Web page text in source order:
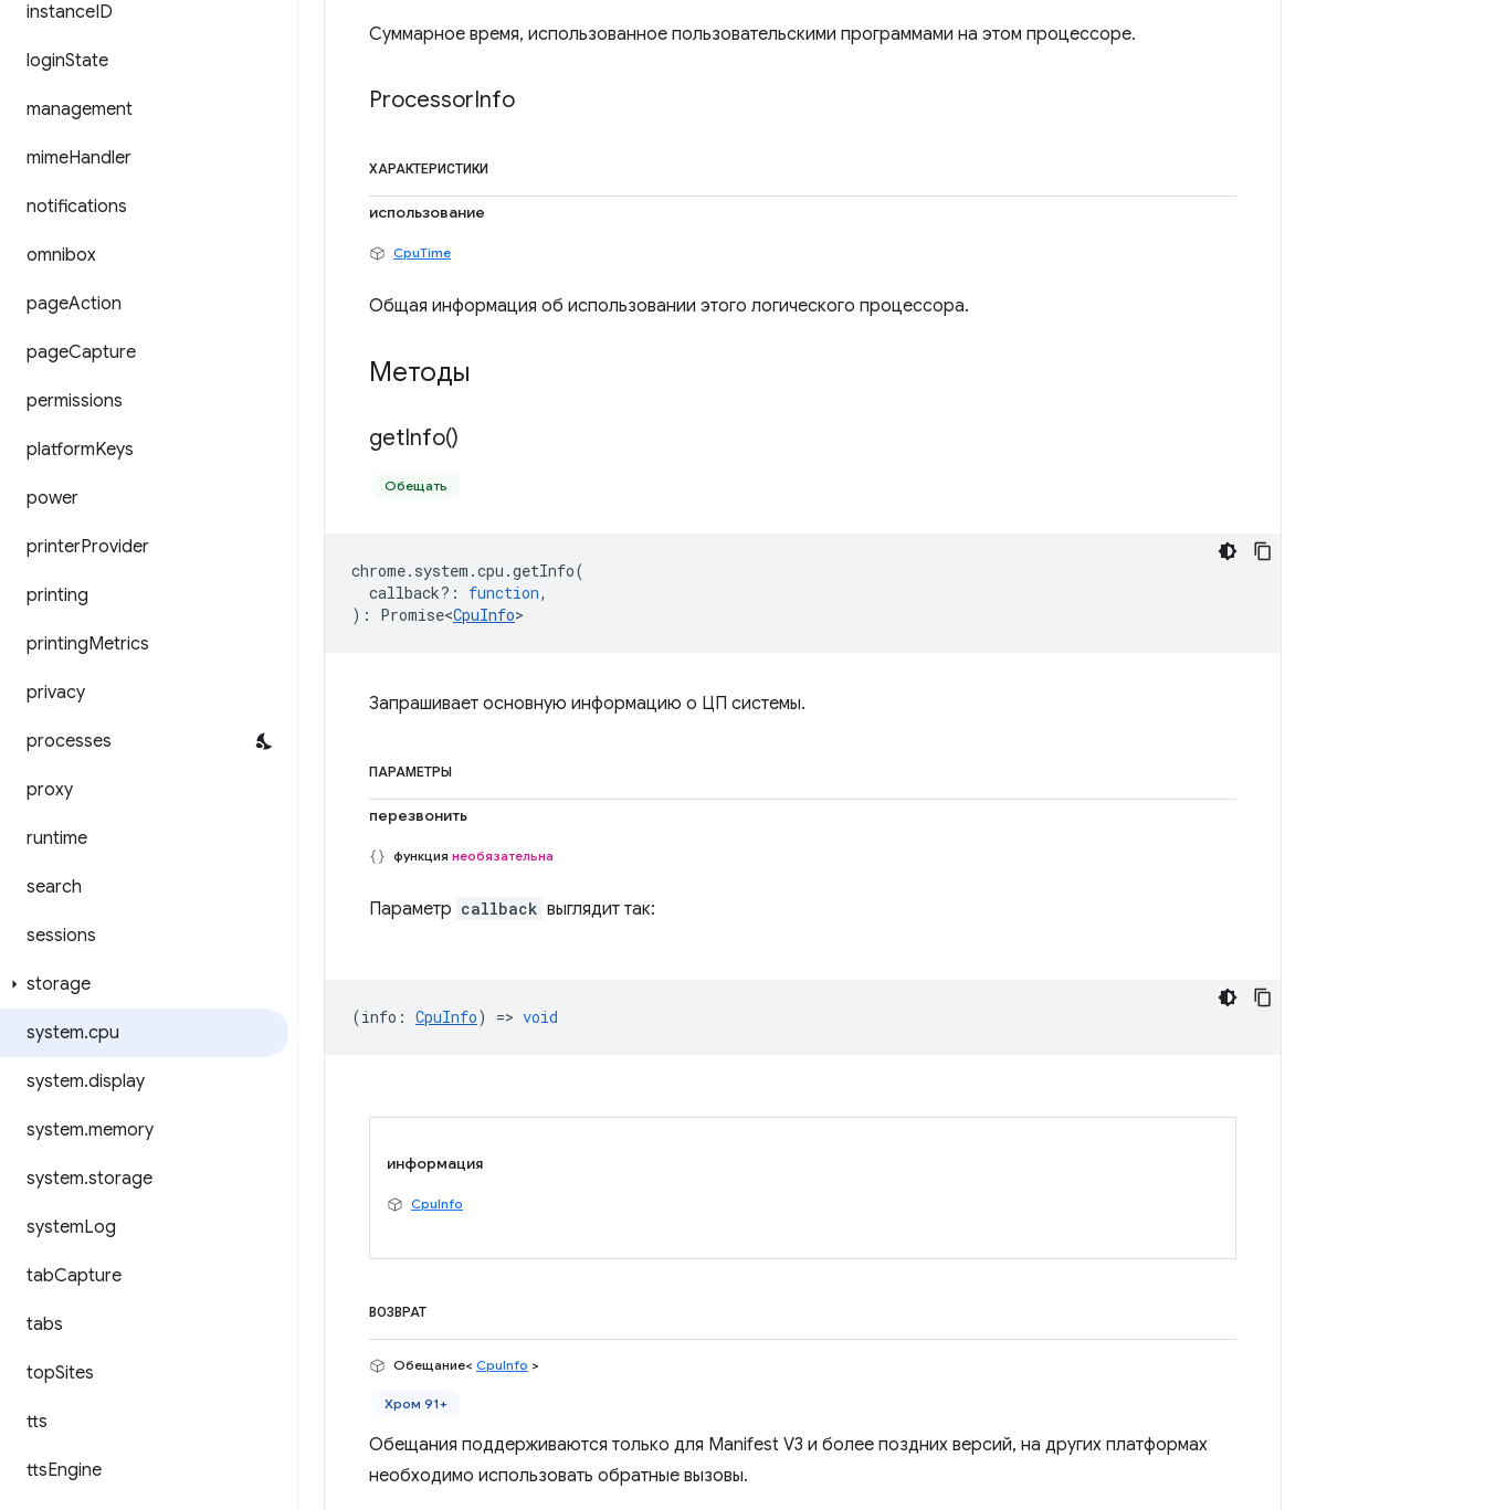
instanceID
loginState
management
mimeHandler
notifications
omnibox
pageAction
pageCapture
permissions
platformKeys
power
printerProvider
printing
printingMetrics
privacy
processes
proxy
runtime
search
sessions
storage
system.cpu
system.display
system.memory
system.storage
systemLog
tabCapture
tabs
topSites
tts
ttsEngine
Суммарное время, использованное пользовательскими программами на этом процессоре.
ProcessorInfo
ХАРАКТЕРИСТИКИ
использование
CpuTime
Общая информация об использовании этого логического процессора.
Методы
getInfo()
Обещать
chrome. system .cpu .getInfo(
callback? : function,
) : Promise<CpuInfo>
Запрашивает основную информацию о ЦП системы.
ПАРАМЕТРЫ
перезвонить
функция необязательна
Параметр callback выглядит так:
(info : CpuInfo) => void
информация
CpuInfo
ВОЗВРАТ
Обещание< CpuInfo >
Хром 91+
Обещания поддерживаются только для Manifest V3 и более поздних версий, на других платформах
необходимо использовать обратные вызовы.